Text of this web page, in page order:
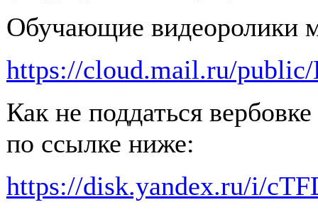
Обучающие видеоролики
https://cloud.mail.ru/
Как не поддаться
по ссылке ниже:
https://disk.yandex.ru/i/